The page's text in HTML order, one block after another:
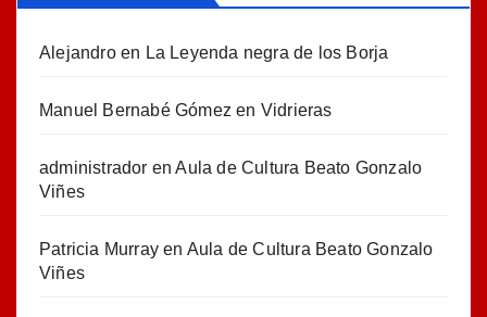
Alejandroen La Leyenda negra de los Borja
Manuel Bernabé Gómez en Vidrieras
administrador enAula de Cultura Beato Gonzalo
Viñes
Patricia Murray en Aula de Cultura Beato Gonzalo
Viñes